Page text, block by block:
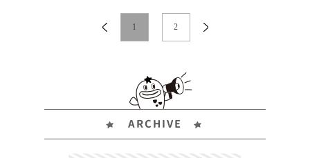
1 2
ARCHIVE